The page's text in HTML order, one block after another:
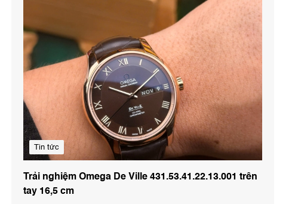
Tin tức
Trải nghiệm Omega De Ville 431.53.41.22.13.001 trên
tay 16,5 cm